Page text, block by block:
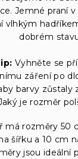
Jemné praní
vlhkým
dobrém
Vyhněte se
záření po
barvy zůstaly
je rozměr
má rozměry 50
šířku a 10 cm
jsou ideální